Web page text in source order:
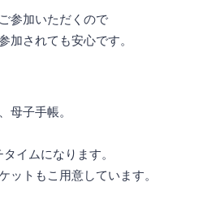
参加いただくので
加されても安心です。
母子手帳。
イムになります。
ットもこ用意しています。